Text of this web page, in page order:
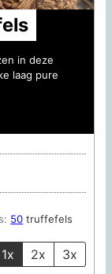
in deze
laag pure
50 truffefels
1x 2x 3x